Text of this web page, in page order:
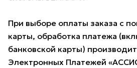
При выборе оплаты заказа с
карты, обработка платежа
банковской карты)
Электронных Платежей